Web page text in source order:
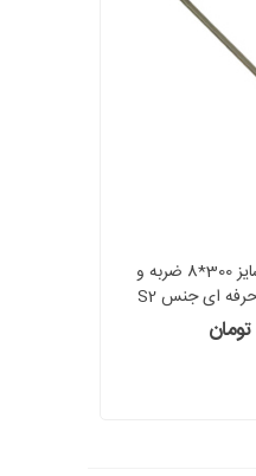
پیچ گوشتی چهارسو سایز 300*8 ضربه و
آچار خور دسته TPR حرفه ای جنس S2